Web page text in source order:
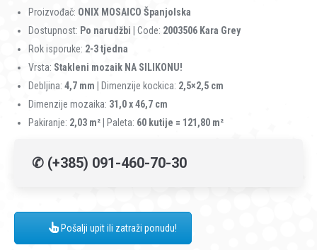
Proizvođač: ONIX MOSAICO Španjolska
Dostupnost: Po narudžbi | Code: 2003506 Kara Grey
Rok isporuke: 2-3 tjedna
Vrsta: Stakleni mozaik NA SILIKONU!
Debljina: 4,7 mm | Dimenzije kockica: 2,5×2,5 cm
Dimenzije mozaika: 31,0 x 46,7 cm
Pakiranje: 2,03 m² | Paleta: 60 kutije = 121,80 m²
✆ (+385) 091-460-70-30
Pošalji upit ili zatraži ponudu!